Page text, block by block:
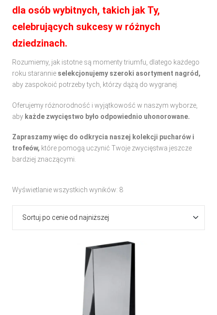
dla osób wybitnych, takich jak Ty,
celebrujących sukcesy w różnych
dziedzinach.
Rozumiemy, jak istotne są momenty triumfu, dlatego każdego
roku starannie selekcjonujemy szeroki asortyment nagród,
aby zaspokoić potrzeby tych, którzy dążą do wygranej.
Oferujemy różnorodność i wyjątkowość w naszym wyborze,
aby każde zwycięstwo było odpowiednio uhonorowane.
Zapraszamy więc do odkrycia naszej kolekcji pucharów i
trofeów, które pomogą uczynić Twoje zwycięstwa jeszcze
bardziej znaczącymi.
Wyświetlanie wszystkich wyników: 8